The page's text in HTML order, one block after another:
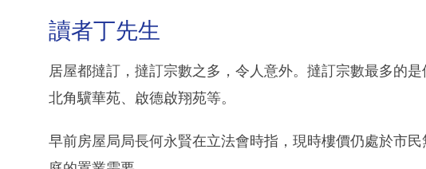
讀者丁先生
居屋都撻訂，撻訂宗數之多，令人意外。撻訂宗數最多的
北角驥華苑、啟德啟翔苑等。
早前房屋局局長何永賢在立法會時指，現時樓價仍處於市